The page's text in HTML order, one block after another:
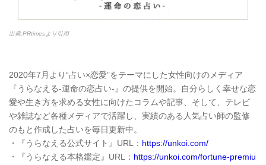
出典:PRtimesより引用
2020年7月より“占い×恋愛”をテーマにした女性向けのメディア
『うらなえる-運命の恋占い-』の提供を開始。自分らしく幸せな恋
愛や生き方を求める女性に向けたコラムや記事、そして、テレビ
や雑誌など各種メディアで活躍し、実績のある人気占い師の監修
のもと作成した占いを毎日更新中。
・『うらなえる公式サイト』URL： https://unkoi.com/
・『うらなえる本格鑑定』URL： https://unkoi.com/fortune-premiu